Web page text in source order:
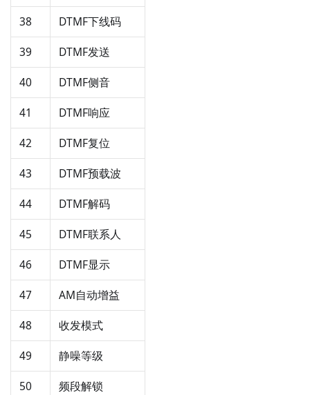
38
DTMF下线码
39
DTMF发送
40
DTMF侧音
41
DTMF响应
42
DTMF复位
43
DTMF预载波
44
DTMF解码
45
DTMF联系人
46
DTMF显示
47
AM自动增益
48
收发模式
49
静噪等级
50
频段解锁